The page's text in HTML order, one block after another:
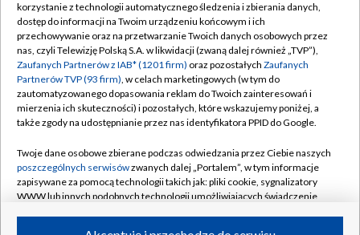
TVP
Abonament TVP
Emisja w TVP
Centrum informacji TVP
Naziemna Telewizja Cyfrowa
Rada Programowa
System NOS
Informacje o nadawcy
Regulamin TVP
Polityka prywatności
Moje zgody
Pomoc
Kontakt
Kanały
korzystanie z technologii automatycznego śledzenia i zbierania danych,
dostęp do informacji na Twoim urządzeniu końcowym i ich
przechowywanie oraz na przetwarzanie Twoich danych osobowych przez
nas, czyli Telewizję Polską S.A. w likwidacji (zwaną dalej również „TVP”),
Zaufanych Partnerów z IAB* (1201 firm) oraz pozostałych Zaufanych
Partnerów TVP (93 firm), w celach marketingowych (w tym do
zautomatyzowanego dopasowania reklam do Twoich zainteresowań i
mierzenia ich skuteczności) i pozostałych, które wskazujemy poniżej, a
także zgody na udostępnianie przez nas identyfikatora PPID do Google.
Twoje dane osobowe zbierane podczas odwiedzania przez Ciebie naszych
poszczególnych serwisówzwanych dalej „Portalem”, w tym informacje
zapisywane za pomocą technologii takich jak: pliki cookie, sygnalizatory
WWW lub innych podobnych technologii umożliwiających świadczenie